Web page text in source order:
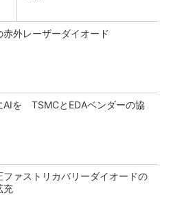
赤外レーザーダイオード
AIを TSMCとEDAベンダーの協
ファストリカバリーダイオードの
充